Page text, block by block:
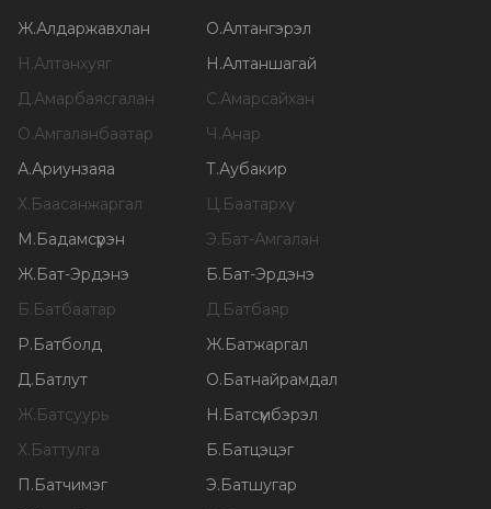
Ж.Алдаржавхлан О.Алтангэрэл
Н.Алтанхуяг Н.Алтаншагай
Д.Амарбаясгалан С.Амарсайхан
О.Амгаланбаатар Ч.Анар
А.Ариунзаяа Т.Аубакир
Х.Баасанжаргал Ц.Баатархүү
М.Бадамсүрэн Э.Бат-Амгалан
Ж.Бат-Эрдэнэ Б.Бат-Эрдэнэ
Б.Батбаатар Д.Батбаяр
Р.Батболд Ж.Батжаргал
Д.Батлут О.Батнайрамдал
Ж.Батсуурь Н.Батсүмбэрэл
Х.Баттулга Б.Батцэцэг
П.Батчимэг Э.Батшугар